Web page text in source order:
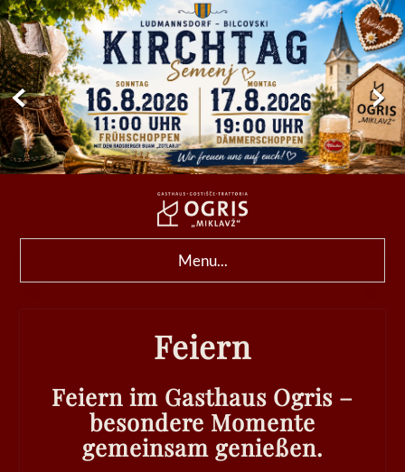
Menu...
Feiern
Feiern im Gasthaus Ogris –
besondere Momente
gemeinsam genießen.